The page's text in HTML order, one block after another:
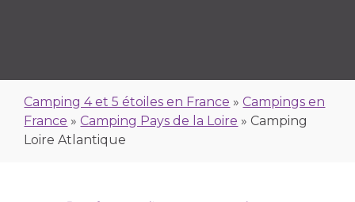
Camping 4 et 5 étoiles en France »Campings en
France »Camping Pays de la Loire »Camping
Loire Atlantique